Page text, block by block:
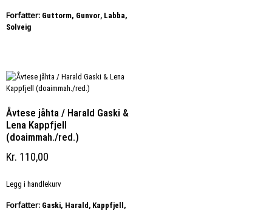
Forfatter: Guttorm, Gunvor, Labba,
Solveig
Åvtese jåhta / Harald Gaski &
Lena Kappfjell
(doaimmah./red.)
Kr 110,00
Legg i handlekurv
Forfatter: Gaski, Harald , Kappfjell,